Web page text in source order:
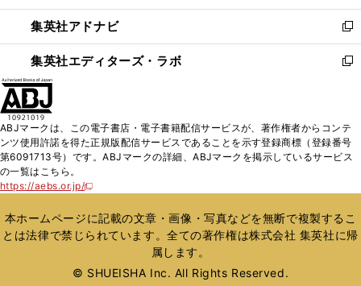
開
く
ウ
で
開
く
ン
ド
ウ
で
ウ
ィ
ン
ド
く
集英社アドナビ
新
し
い
ド
ウ
で
集英社エディターズ・ラボ
新
ィ
ン
ド
開
く
ABJマークは、この電子書店・電子書籍配信サービスが、著作権者からコンテ
ンツ使用許諾を得た正規版配信サービスであることを示す登録商標（登録番号
第6091713号）です。ABJマークの詳細、ABJマークを掲示しているサービス
の一覧はこちら。
https://aebs.or.jp/
新
い
ウ
ィ
ウ
本ホームページに記載の文章・画像・写真などを無断で複製するこ
とは法律で禁じられています。全ての著作権は株式会社 集英社に帰
属します。
© SHUEISHA Inc. All Rights Reserved.